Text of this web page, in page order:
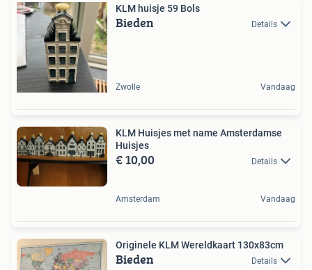
KLM huisje 59 Bols
Bieden Details
Zwolle Vandaag
KLM Huisjes met name Amsterdamse
Huisjes
€ 10,00 Details
Amsterdam Vandaag
Originele KLM Wereldkaart 130x83cm
Bieden Details